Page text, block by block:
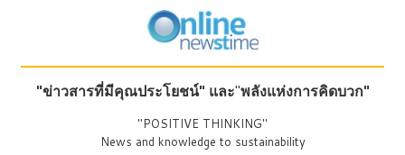
"ข่าวสารที่มีคุณประโยชน์" และ"พลังแห่งการคิดบวก"
"POSITIVE THINKING"
News and knowledge to sustainability